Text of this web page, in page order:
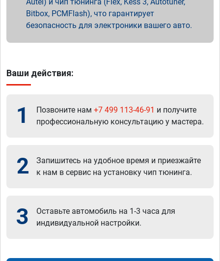
Bitbox, PCMFlash), что гарантирует
безопасность для электроники вашего авто.
Ваши действия:
1 Позвоните нам +7 499 113-46-91 и получите
профессиональную консультацию у мастера.
2
Запишитесь на удобное время и приезжайте
к нам в сервис на установку чип тюнинга.
3
Оставьте автомобиль на 1-3 часа для
индивидуальной настройки.